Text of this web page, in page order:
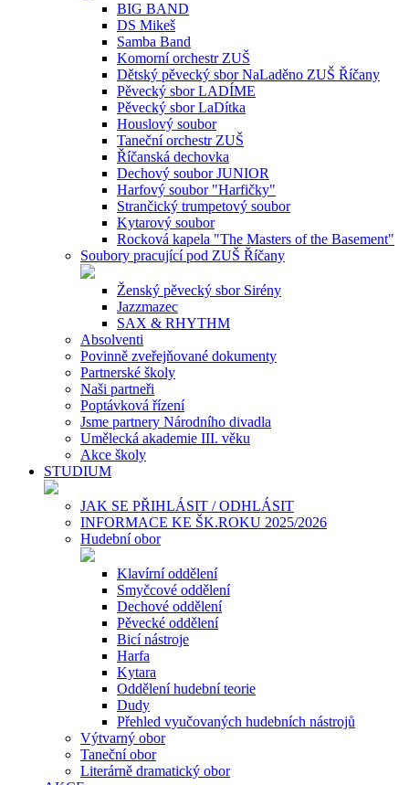
BIG BAND
DS Mikeš
Samba Band
Komorní orchestr ZUŠ
Dětský pěvecký sbor NaLaděno ZUŠ Říčany
Pěvecký sbor LADÍME
Pěvecký sbor LaDítka
Houslový soubor
Taneční orchestr ZUŠ
Říčanská dechovka
Dechový soubor JUNIOR
Harfový soubor "Harfičky"
Strančický trumpetový soubor
Kytarový soubor
Rocková kapela "The Masters of the Basement"
Soubory pracující pod ZUŠ Říčany
Ženský pěvecký sbor Sirény
Jazzmazec
SAX & RHYTHM
Absolventi
Povinně zveřejňované dokumenty
Partnerské školy
Naši partneři
Poptávková řízení
Jsme partnery Národního divadla
Umělecká akademie III. věku
Akce školy
STUDIUM
JAK SE PŘIHLÁSIT / ODHLÁSIT
INFORMACE KE ŠK.ROKU 2025/2026
Hudební obor
Klavírní oddělení
Smyčcové oddělení
Dechové oddělení
Pěvecké oddělení
Bicí nástroje
Harfa
Kytara
Oddělení hudební teorie
Dudy
Přehled vyučovaných hudebních nástrojů
Výtvarný obor
Taneční obor
Literárně dramatický obor